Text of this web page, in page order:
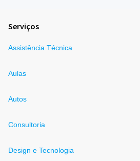
Serviços
Assistência Técnica
Aulas
Autos
Consultoria
Design e Tecnologia